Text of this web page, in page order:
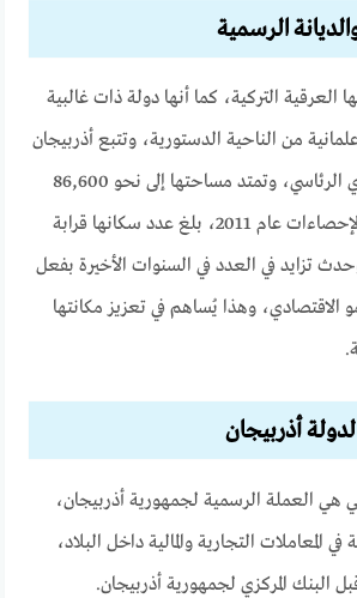
الرسمية
العرقية التركية، كما أنها دولة ذات غالبية
من الناحية الدستورية، وتتبع أذربيجان
نظام الحكم الجمهوري الرئاسي، وتمتد مساحتها إلى نحو 86,600
كيلومتر مربع، وطبقًا لإحصاءات عام 2011، بلغ عدد سكانها قرابة
وحدث تزايد في العدد في السنوات الأخيرة بفعل
الاقتصادي، وهذا يُساهم في تعزيز مكانتها
أذربيجان
هي العملة الرسمية لجمهورية أذربيجان،
المعاملات التجارية والمالية داخل البلاد،
البنك المركزي لجمهورية أذربيجان.